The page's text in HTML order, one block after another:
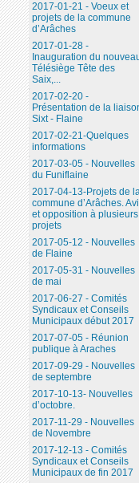
2017-01-21 - Voeux et
projets de la commune
d’Arâches
2017-01-28 -
Inauguration du
Télésiège Tête des
Saix,...
2017-02-20 -
Présentation de la
Sixt - Flaine
2017-02-21-Quelques
informations
2017-03-05 - Nouvelles
du Funiflaine
2017-04-13-Projets de
commune d’Arâches.
et opposition à plusieurs
projets
2017-05-12 - Nouvelles
de Flaine
2017-05-31 - Nouvelles
de mai
2017-06-27 - Comités
Syndicaux et Conseils
Municipaux début 2017
2017-07-05 - Réunion
publique à Araches
2017-09-29 - Nouvelles
de septembre
2017-10-13- Nouvelles
d’octobre.
2017-11-29 - Nouvelles
de Novembre
2017-12-13 - Comités
Syndicaux et Conseils
Municipaux de fin 2017